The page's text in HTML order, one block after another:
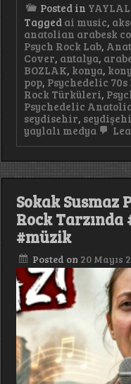
Posted in
Tagged ai music,
anatolian arabesk
Psych Rock Lab,
Cover, antalya,
BOZLAK, konya,
pop, Psychedelic 70s
Rock Türküleri,
Psychedelic
seydisehir,
yaylalı medya
Sokak Susmaz
Rock
#müzik
Posted on 20 Mayıs